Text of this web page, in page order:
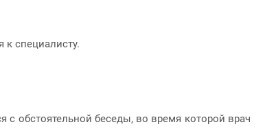
специалисту.
с обстоятельной беседы, во время которой врач